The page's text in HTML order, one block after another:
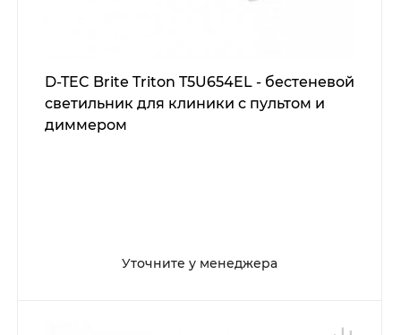
D-TEC Brite Triton T5U654EL - бестеневой
светильник для клиники с пультом и
диммером
Уточните у менеджера